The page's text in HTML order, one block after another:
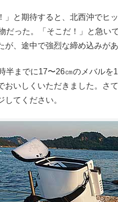
」と期待すると、北西沖でヒ
だった。「そこだ！」と急い
が、途中で強烈な締め込みが
半までに17〜26㎝のメバルを
おいしくいただきました。
してください。